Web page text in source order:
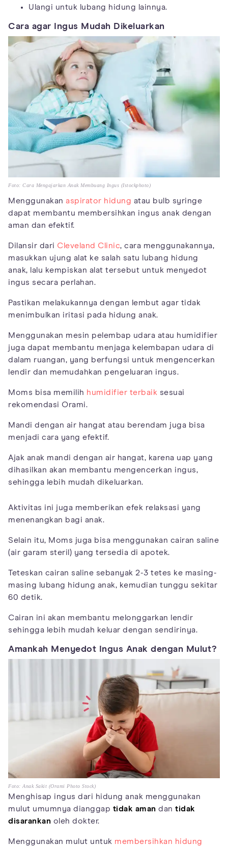
Ulangi untuk lubang hidung lainnya.
Cara agar Ingus Mudah Dikeluarkan
Foto: Cara Mengajarkan Anak Membuang Ingus (Istockphoto)
Menggunakan aspirator hidung atau bulb syringe
dapat membantu membersihkan ingus anak dengan
aman dan efektif.
Dilansir dari Cleveland Clinic, cara menggunakannya,
masukkan ujung alat ke salah satu lubang hidung
anak, lalu kempiskan alat tersebut untuk menyedot
ingus secara perlahan.
Pastikan melakukannya dengan lembut agar tidak
menimbulkan iritasi pada hidung anak.
Menggunakan mesin pelembap udara atau humidifier
juga dapat membantu menjaga kelembapan udara di
dalam ruangan, yang berfungsi untuk mengencerkan
lendir dan memudahkan pengeluaran ingus.
Moms bisa memilih humidifier terbaik sesuai
rekomendasi Orami.
Mandi dengan air hangat atau berendam juga bisa
menjadi cara yang efektif.
Ajak anak mandi dengan air hangat, karena uap yang
dihasilkan akan membantu mengencerkan ingus,
sehingga lebih mudah dikeluarkan.
Aktivitas ini juga memberikan efek relaksasi yang
menenangkan bagi anak.
Selain itu, Moms juga bisa menggunakan cairan saline
(air garam steril) yang tersedia di apotek.
Teteskan cairan saline sebanyak 2-3 tetes ke masing-
masing lubang hidung anak, kemudian tunggu sekitar
60 detik.
Cairan ini akan membantu melonggarkan lendir
sehingga lebih mudah keluar dengan sendirinya.
Amankah Menyedot Ingus Anak dengan Mulut?
Foto: Anak Sakit (Orami Photo Stock)
Menghisap ingus dari hidung anak menggunakan
mulut umumnya dianggap tidak aman dan tidak
disarankan oleh dokter.
Menggunakan mulut untuk membersihkan hidung